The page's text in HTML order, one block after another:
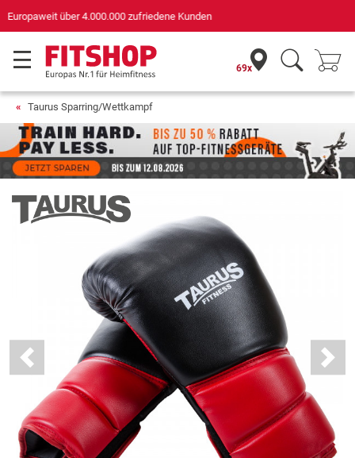
für Sportgeräte (n-tv+DISQ 2016-2024)
69x
Taurus Sparring/Wettkampf
Previous Next